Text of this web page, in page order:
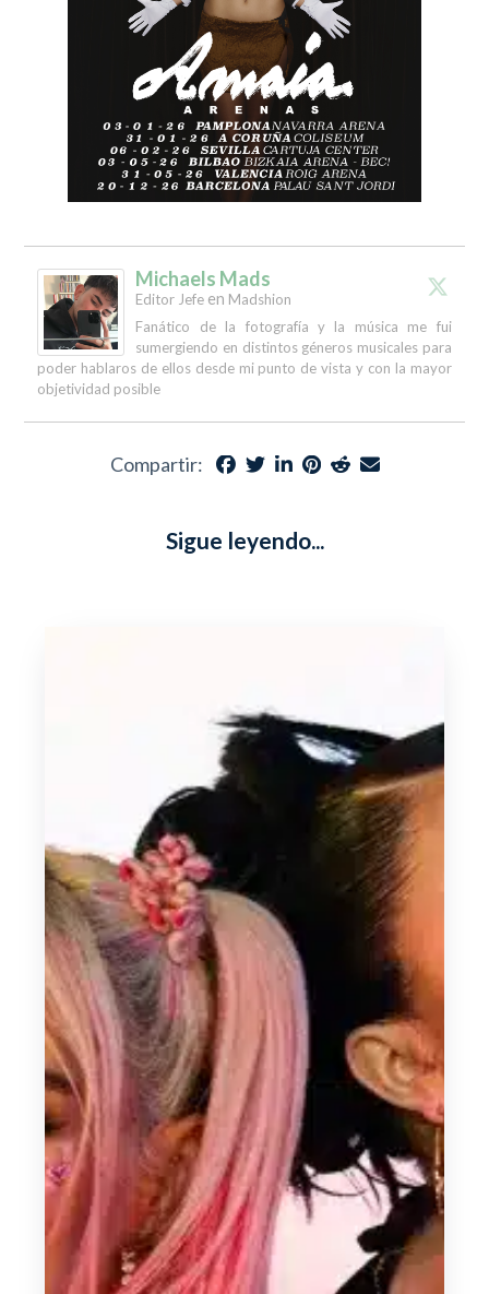
Michaels Mads
Editor Jefe en Madshion
Fanático de la fotografía y la música me fui
sumergiendo en distintos géneros musicales para
poder hablaros de ellos desde mi punto de vista y con la mayor
objetividad posible
Compartir:
Sigue leyendo...